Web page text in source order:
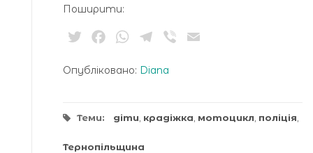
Поширити:
TwitterFacebookWhatsApp
Telegram
Viber
Опубліковано: Diana
Теми: діти крадіжка мотоцикл поліція
Тернопільщина